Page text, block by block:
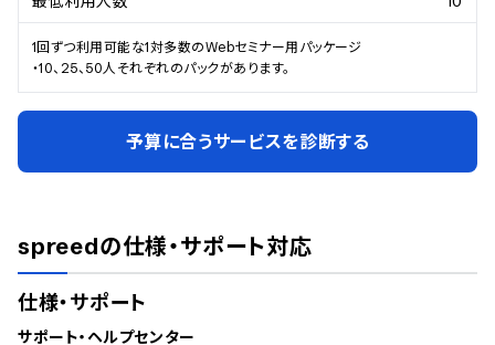
1回ずつ利用可能な1対多数のWebセミナー用パッケージ
・10、25、50人それぞれのパックがあります。
予算に合うサービスを診断する
spreedの仕様・サポート対応
仕様・サポート
サポート・ヘルプセンター